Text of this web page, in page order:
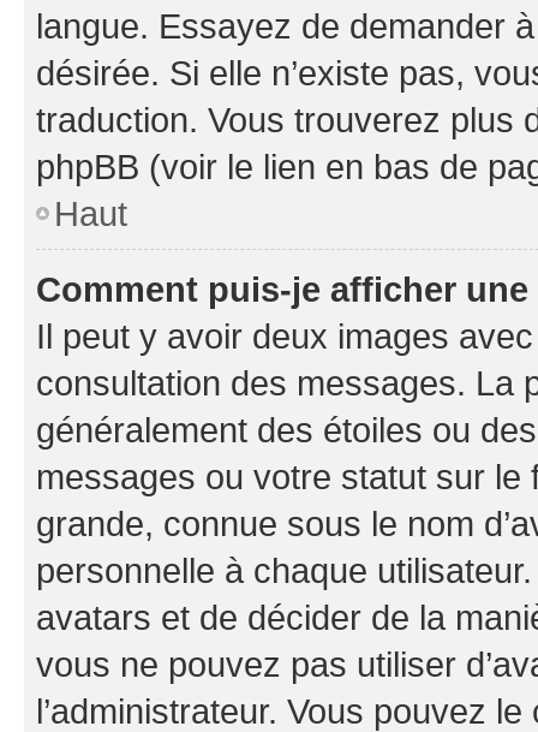
langue. Essayez de demander
désirée. Si elle n’existe pas,
traduction. Vous trouverez plus
phpBB (voir le lien en bas de
Haut
Comment puis-je afficher
Il peut y avoir deux images
consultation des messages. La
généralement des étoiles ou
messages ou votre statut sur
grande, connue sous le nom
personnelle à chaque utilisateur.
avatars et de décider de la
vous ne pouvez pas utiliser
l’administrateur. Vous pouvez